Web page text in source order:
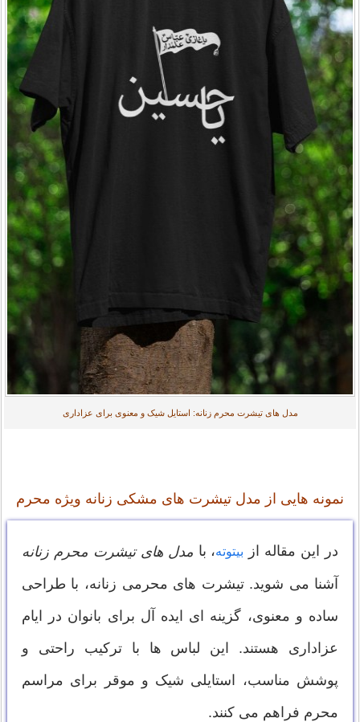
مدل های تیشرت محرم زنانه: استایل شیک و معنوی برای عزاداری
نمونه هایی از مدل تیشرت های مشکی زنانه ویژه محرم
در این مقاله از بیتوته، با مدل های تیشرت محرم زنانه
آشنا می شوید. تیشرت های محرمی زنانه، با طراحی
ساده و معنوی، گزینه ای ایده آل برای بانوان در ایام
عزاداری هستند. این لباس ها با ترکیب راحتی و
پوشش مناسب، استایلی شیک و موقر برای مراسم
محرم فراهم می کنند.